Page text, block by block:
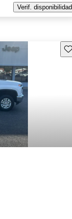
Verif. disponibilidad